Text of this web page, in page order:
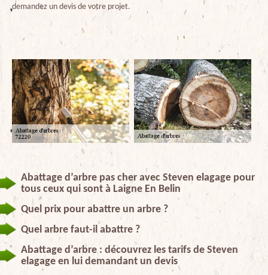
demandez un devis de votre projet.
Abattage d’arbre pas cher avec Steven elagage pour
tous ceux qui sont à Laigne En Belin
Quel prix pour abattre un arbre ?
Quel arbre faut-il abattre ?
Abattage d’arbre : découvrez les tarifs de Steven
elagage en lui demandant un devis